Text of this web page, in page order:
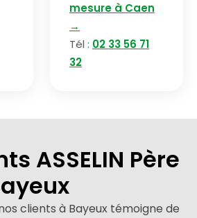
mesure à Caen
→
Tél : 02 33 56 71
32
ASSELIN Père
clients à Bayeux témoigne de